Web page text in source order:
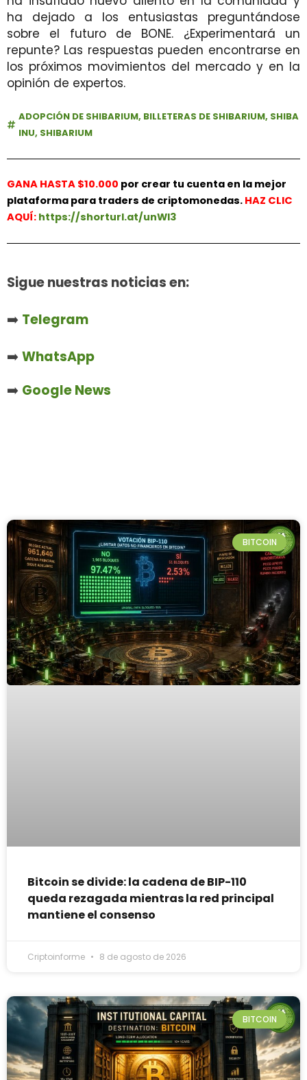
ha dejado a los entusiastas preguntándose
sobre el futuro de BONE. ¿Experimentará un
repunte? Las respuestas pueden encontrarse en
los próximos movimientos del mercado y en la
opinión de expertos.
ADOPCIÓN DE SHIBARIUM, BILLETERAS DE SHIBARIUM, SHIBA
INU, SHIBARIUM
GANA HASTA $10.000 por crear tu cuenta en la mejor
plataforma para traders de criptomonedas. HAZ CLIC
AQUÍ: https://shorturl.at/unWl3
Sigue nuestras noticias en:
➡️ Telegram
➡️WhatsApp
➡️ Google News
BITCOIN
Bitcoin se divide: la cadena de BIP-110
queda rezagada mientras la red principal
mantiene el consenso
Criptoinforme 8 de agosto de 2026
BITCOIN